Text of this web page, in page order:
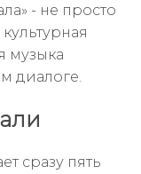
- не просто
музыка
диалоге.
сразу пять